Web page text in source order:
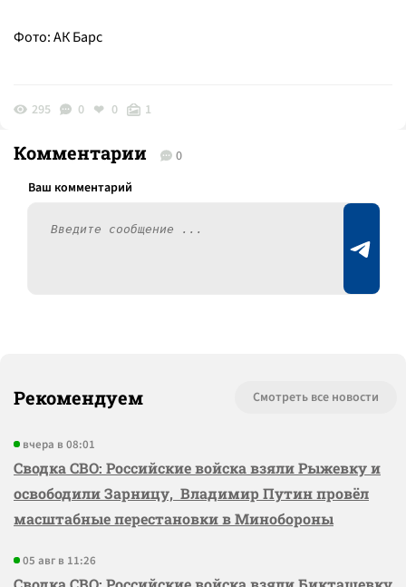
Фото: АК Барс
295 0 0 1
Комментарии 0
Рекомендуем Смотреть все новости
вчера в 08:01
Сводка СВО: Российские войска взяли Рыжевку и
освободили Зарницу, Владимир Путин провёл
масштабные перестановки в Минобороны
05 авг в 11:26